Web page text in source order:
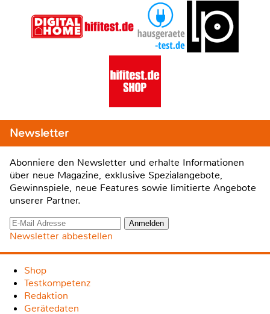
Newsletter
Abonniere den Newsletter und erhalte Informationen
über neue Magazine, exklusive Spezialangebote,
Gewinnspiele, neue Features sowie limitierte Angebote
unserer Partner.
Newsletter abbestellen
Shop
Testkompetenz
Redaktion
Gerätedaten